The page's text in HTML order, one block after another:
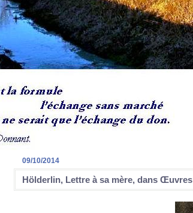
09/10/2014
Hölderlin, Lettre à sa mère, dans Œuvres